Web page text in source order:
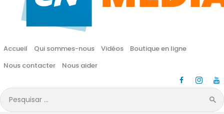
Accueil Qui sommes-nous Vidéos
Boutique en ligne
Nous contacter
Nous aider
Pesquisar
por:
Accueil
Vidéos
Boutique en ligne